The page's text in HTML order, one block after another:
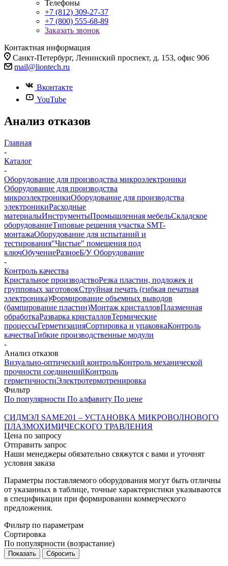
Телефоны
+7 (812) 309-27-37
+7 (800) 555-68-89
Заказать звонок
Контактная информация
Санкт-Петербург, Ленинский проспект, д. 153, офис 906
mail@liontech.ru
Вконтакте
YouTube
Анализ отказов
Главная
-
Каталог
-
Оборудование для производства микроэлектроники
Оборудование для производства
микроэлектроникиОборудование для производства
электроникиРасходные
материалыИнструментыПромышленная мебельСкладское
оборудованиеТиповые решения участка SMT-
монтажаОборудование для испытаний и
тестирования"Чистые" помещения под
ключОбучениеРазноеБ/У Оборудование
-
Контроль качества
Кристальное производствоРезка пластин, подложек и
групповых заготовокСтруйная печать (гибкая печатная
электроника)Формирование объемных выводов
(бампирование пластин)Монтаж кристалловПлазменная
обработкаРазварка кристалловТермические
процессыГерметизацияСортировка и упаковкаКонтроль
качестваГибкие производственные модули
-
Анализ отказов
Визуально-оптический контрольКонтроль механической
прочности соединенийКонтроль
герметичностиЭлектротермотренировка
Фильтр
По популярности По алфавиту По цене
СИДМЭЛ SAME201 – УСТАНОВКА МИКРОВОЛНОВОГО
ПЛАЗМОХИМИЧЕСКОГО ТРАВЛЕНИЯ
Цена по запросу
Отправить запрос
Наши менеджеры обязательно свяжутся с вами и уточнят
условия заказа
Параметры поставляемого оборудования могут быть отличны
от указанных в таблице, точные характеристики указываются
в спецификации при формировании коммерческого
предложения.
Фильтр по параметрам
Сортировка
По популярности (возрастание)
Сбросить